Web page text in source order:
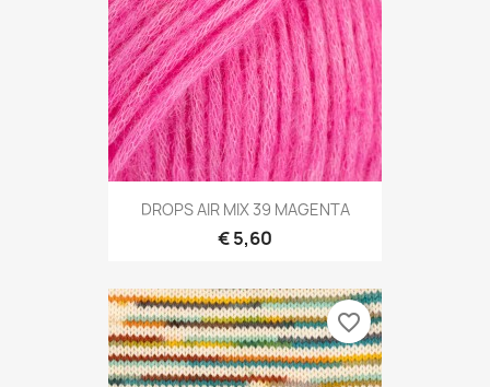
DROPS AIR MIX 39 MAGENTA
€ 5,60
favorite_border